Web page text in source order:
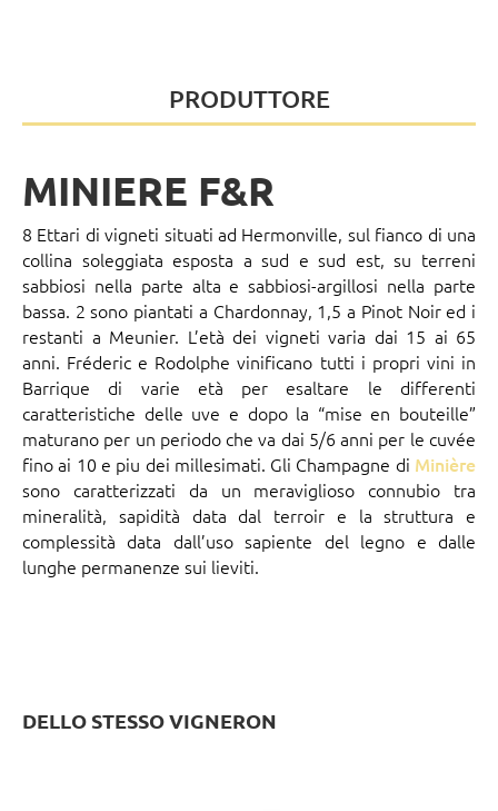
PRODUTTORE
MINIERE F&R
8 Ettari di vigneti situati ad Hermonville, sul fianco di una
collina soleggiata esposta a sud e sud est, su terreni
sabbiosi nella parte alta e sabbiosi-argillosi nella parte
bassa. 2 sono piantati a Chardonnay, 1,5 a Pinot Noir ed i
restanti a Meunier. L’età dei vigneti varia dai 15 ai 65
anni. Fréderic e Rodolphe vinificano tutti i propri vini in
Barrique di varie età per esaltare le differenti
caratteristiche delle uve e dopo la “mise en bouteille”
maturano per un periodo che va dai 5/6 anni per le cuvée
fino ai 10 e piu dei millesimati. Gli Champagne di Minière
sono caratterizzati da un meraviglioso connubio tra
mineralità, sapidità data dal terroir e la struttura e
complessità data dall’uso sapiente del legno e dalle
lunghe permanenze sui lieviti.
DELLO STESSO VIGNERON